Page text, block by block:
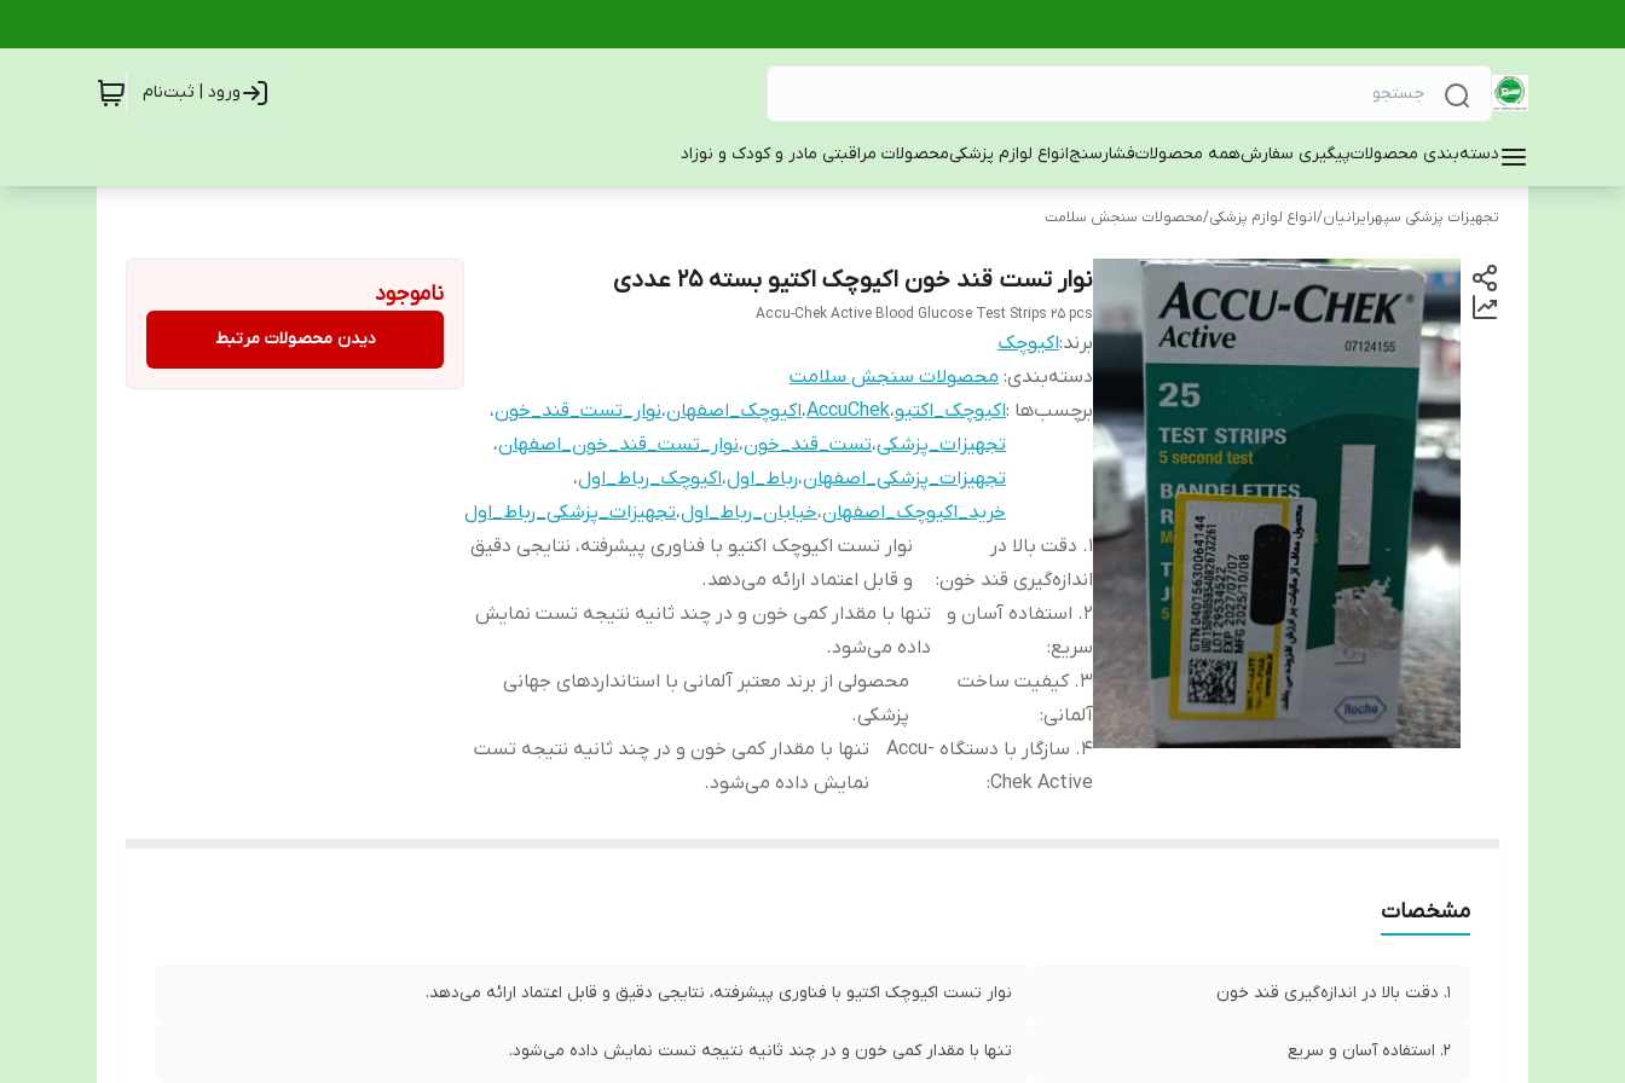
ورود | ثبت‌نام
دسته‌بندی محصولاتپیگیری سفارشهمه محصولاتفشارسنجانواع لوازم پزشکیمحصولات مراقبتی مادر و کودک و نوزاد
تجهیزات پزشکی سپهرایرانیان/انواع لوازم پزشکی/محصولات سنجش سلامت
نوار تست قند خون اکیوچک اکتیو بسته ۲۵ عددی
Accu-Chek Active Blood Glucose Test Strips 25 pcs
برند:اکیوچک
دسته‌بندی: محصولات سنجش سلامت
برچسب‌ها :اکیوچک_اکتیو،AccuChek،اکیوچک_اصفهان،نوار_تست_قند_خون،
تجهیزات_پزشکی،تست_قند_خون،نوار_تست_قند_خون_اصفهان،
تجهیزات_پزشکی_اصفهان،رباط_اول،اکیوچک_رباط_اول،
خرید_اکیوچک_اصفهان،خیابان_رباط_اول،تجهیزات_پزشکی_رباط_اول
۱. دقت بالا در
اندازه‌گیری قند خون:
نوار تست اکیوچک اکتیو با فناوری پیشرفته، نتایجی دقیق
و قابل اعتماد ارائه می‌دهد.
۲. استفاده آسان و
سریع:
تنها با مقدار کمی خون و در چند ثانیه نتیجه تست نمایش
داده می‌شود.
۳. کیفیت ساخت
آلمانی:
محصولی از برند معتبر آلمانی با استانداردهای جهانی
پزشکی.
۴. سازگار با دستگاه Accu-
Chek Active
:
تنها با مقدار کمی خون و در چند ثانیه نتیجه تست
نمایش داده می‌شود.
ناموجود
دیدن محصولات مرتبط
مشخصات
۱. دقت بالا در اندازه‌گیری قند خون نوار تست اکیوچک اکتیو با فناوری پیشرفته، نتایجی دقیق و قابل اعتماد ارائه می‌دهد.
۲. استفاده آسان و سریع تنها با مقدار کمی خون و در چند ثانیه نتیجه تست نمایش داده می‌شود.